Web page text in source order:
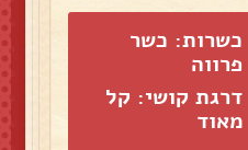
כשרות: כשר
פרווה
דרגת קושי: קל
מאוד